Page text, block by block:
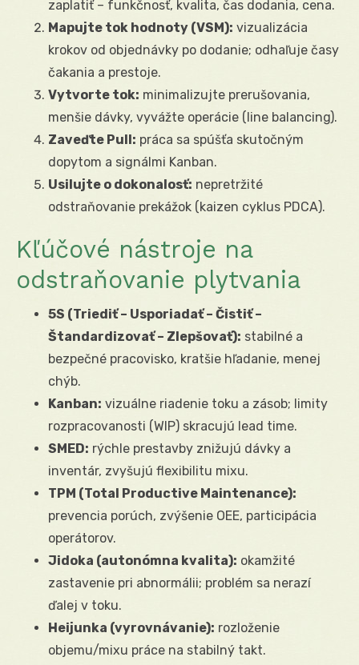
zaplatiť – funkčnosť, kvalita, čas dodania, cena.
Mapujte tok hodnoty (VSM): vizualizácia
krokov od objednávky po dodanie; odhaľuje časy
čakania a prestoje.
Vytvorte tok: minimalizujte prerušovania,
menšie dávky, vyvážte operácie (line balancing).
Zaveďte Pull: práca sa spúšťa skutočným
dopytom a signálmi Kanban.
Usilujte o dokonalosť: nepretržité
odstraňovanie prekážok (kaizen cyklus PDCA).
Kľúčové nástroje na
odstraňovanie plytvania
5S (Triediť – Usporiadať – Čistiť –
Štandardizovať – Zlepšovať): stabilné a
bezpečné pracovisko, kratšie hľadanie, menej
chýb.
Kanban: vizuálne riadenie toku a zásob; limity
rozpracovanosti (WIP) skracujú lead time.
SMED: rýchle prestavby znižujú dávky a
inventár, zvyšujú flexibilitu mixu.
TPM (Total Productive Maintenance):
prevencia porúch, zvýšenie OEE, participácia
operátorov.
Jidoka (autonómna kvalita): okamžité
zastavenie pri abnormálii; problém sa nerazí
ďalej v toku.
Heijunka (vyrovnávanie): rozloženie
objemu/mixu práce na stabilný takt.